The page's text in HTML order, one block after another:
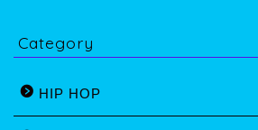
Category
HIP HOP